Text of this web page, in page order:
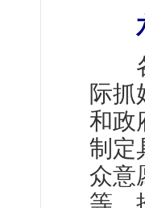
各
际抓
和政
制定
众意